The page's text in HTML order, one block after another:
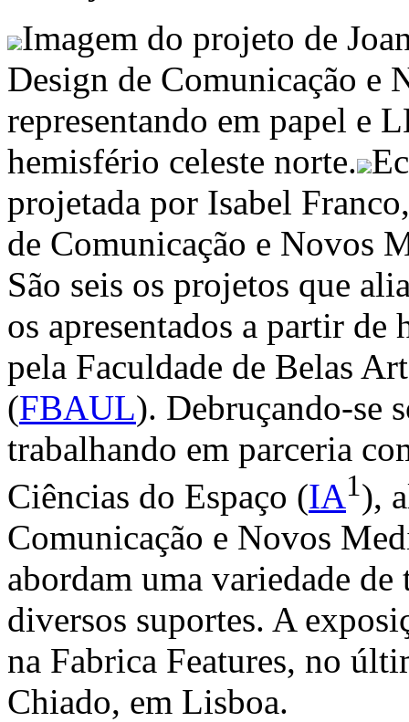
Imagem do projeto de
Design de Comunicação
representando em papel e
hemisfério celeste norte.
projetada por Isabel
de Comunicação e Novos
São seis os projetos que
os apresentados a partir
pela Faculdade de Belas
(FBAUL). Debruçando-se
trabalhando em parceria
Ciências do Espaço (IA1),
Comunicação e Novos
abordam uma variedade
diversos suportes. A
na Fabrica Features, no
Chiado, em Lisboa.